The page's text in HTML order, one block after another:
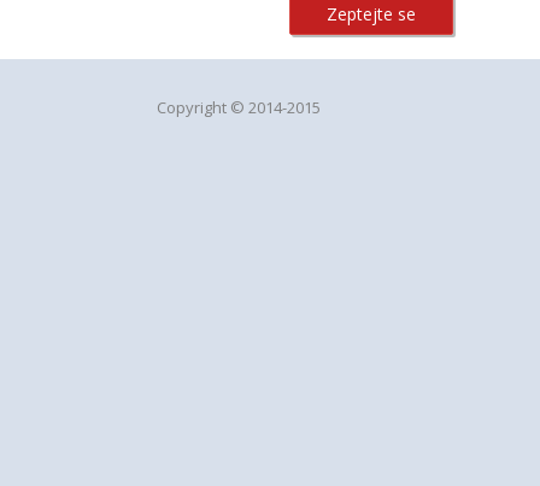
Zeptejte se
Copyright © 2014-2015